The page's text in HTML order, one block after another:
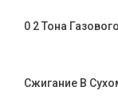
0 2 Тона
Сжигание В